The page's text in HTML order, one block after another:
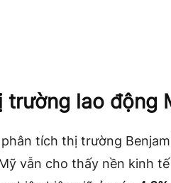
trường lao động
tích thị trường
vẫn cho thấy nền kinh